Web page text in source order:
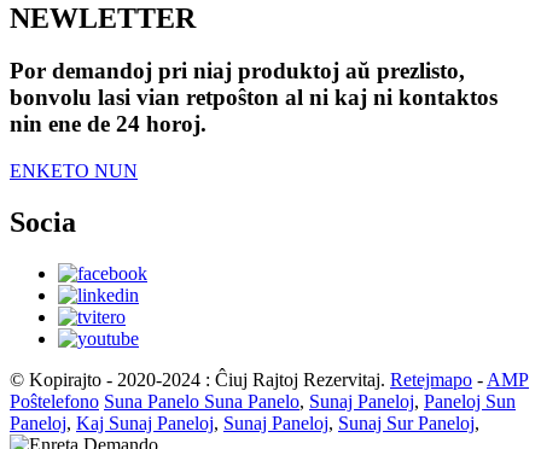
NEWLETTER
Por demandoj pri niaj produktoj aŭ prezlisto,
bonvolu lasi vian retpoŝton al ni kaj ni kontaktos
nin ene de 24 horoj.
ENKETO NUN
Socia
© Kopirajto - 2020-2024 : Ĉiuj Rajtoj Rezervitaj. Retejmapo - AMP
Poŝtelefono Suna Panelo Suna Panelo, Sunaj Paneloj, Paneloj Sun
Paneloj, Kaj Sunaj Paneloj, Sunaj Paneloj, Sunaj Sur Paneloj,